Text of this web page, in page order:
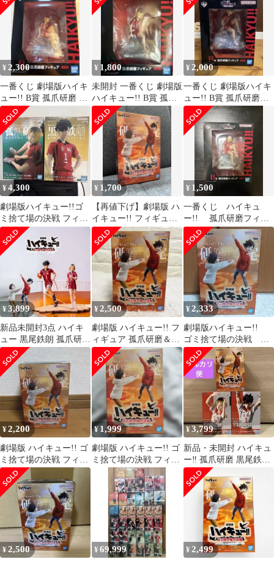
¥2,300
一番くじ 劇場版ハイキ
ュー!! B賞 孤爪研磨 フ
ィギュア
¥ 1,800
未開封 一番くじ 劇場版
ハイキュー!! B賞 孤爪
研磨 フィギュア
¥2,000
一番くじ 劇場版ハイキ
ュー!! B賞 孤爪研磨フ
ィギュア
¥4,300
劇場版ハイキュー!!ゴ
ミ捨て場の決戦 フィギ
ュア 孤爪研磨 黒尾鉄朗
未開封品
¥ 1,700
【再値下げ】劇場版 ハ
イキュー!! フィギュ
ア この瞬間をいつま
でも 研磨・黒尾
¥ 1,500
一番くじ ハイキュ
ー!! 孤爪研磨フィギ
ュア B賞
¥3,899
新品未開封3点 ハイキ
ュー 黒尾鉄朗 孤爪研磨
フィギュア
¥2,500
劇場版 ハイキュー!! フ
ィギュア 孤爪研磨＆黒
尾鉄朗
¥2,333
劇場版ハイキュー!!
ゴミ捨て場の決戦 フ
ィギュア 孤爪研磨
黒尾鉄朗
¥2,200
劇場版 ハイキュー!! ゴ
ミ捨て場の決戦 フィギ
ュア 孤爪 研磨 黒尾 鉄
朗
¥ 1,999
劇場版 ハイキュー!! ゴ
ミ捨て場の決戦 フィギ
ュア 孤爪 研磨 黒尾 鉄
¥3,799
新品・未開封 ハイキュ
ー‼︎ 孤爪研磨 黒尾鉄朗
フィギュア 3個セット
¥2,500 ¥ 69,999 ¥2,499